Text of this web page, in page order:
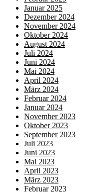
Januar 2025
Dezember 2024
November 2024
Oktober 2024
August 2024
Juli 2024
Juni 2024
Mai 2024
April 2024
März 2024
Februar 2024
Januar 2024
November 2023
Oktober 2023
September 2023
Juli 2023
Juni 2023
Mai 2023
April 2023
März 2023
Februar 2023